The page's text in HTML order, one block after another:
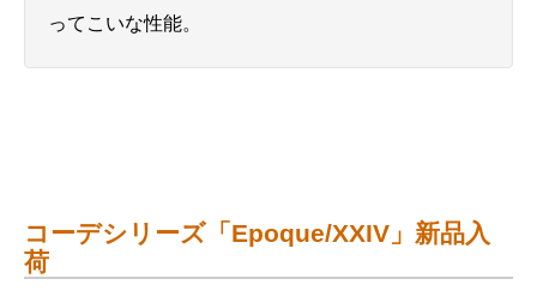
ってこいな性能。
コーデシリーズ「Epoque/XXIV」新品入
荷